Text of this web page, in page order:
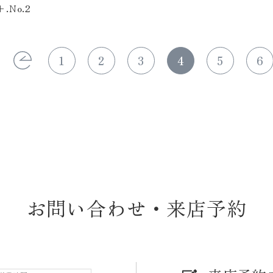
1 2 3 4 5 6
お問い合わせ・来店予約